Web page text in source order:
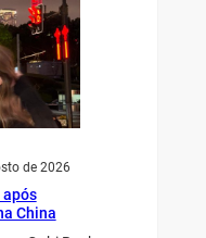
de 2026
após
China